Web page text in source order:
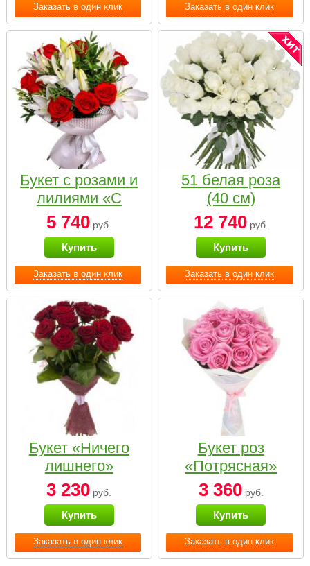
Заказать в один клик Заказать в один клик
Заказать в один клик
Букет с розами и
лилиями «С
наилучшими
пожеланиями»
5 740 руб.
Купить
Заказать в один клик
51 белая роза
(40 см)
12 740руб.
Купить
Заказать в один клик
Букет «Ничего
лишнего»
3 230 руб.
Купить
Заказать в один клик
Букет роз
«Потрясная»
3 360руб.
Купить